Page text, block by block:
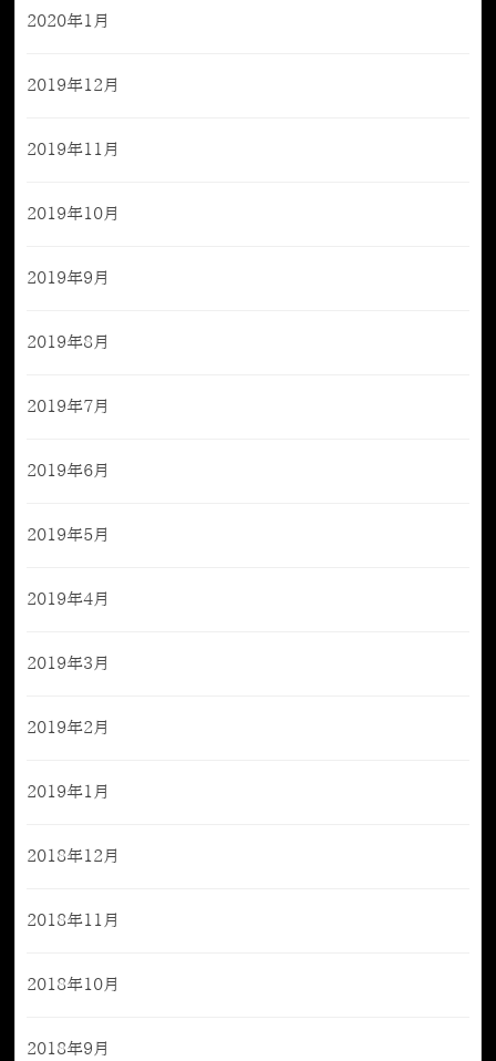
2020年1月
2019年12月
2019年11月
2019年10月
2019年9月
2019年8月
2019年7月
2019年6月
2019年5月
2019年4月
2019年3月
2019年2月
2019年1月
2018年12月
2018年11月
2018年10月
2018年9月